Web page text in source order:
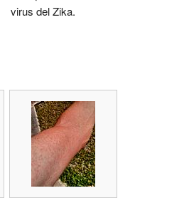
virus del Zika.